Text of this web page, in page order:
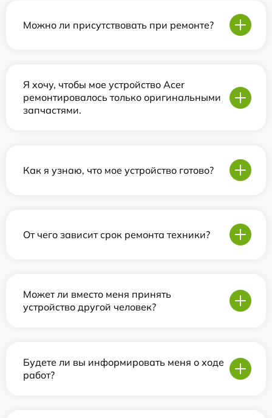
Можно ли присутствовать при ремонте?
Я хочу, чтобы мое устройство Acer
ремонтировалось только оригинальными
запчастями.
Как я узнаю, что мое устройство готово?
От чего зависит срок ремонта техники?
Может ли вместо меня принять
устройство другой человек?
Будете ли вы информировать меня о ходе
работ?